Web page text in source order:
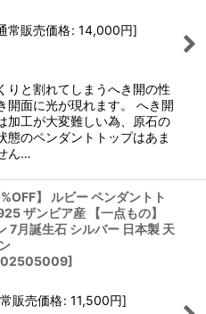
常販売価格: 14,000円]
りと割れてしまうへき開の性
開面に光が現れます。 へき開
加工が大変難しい為、原石の
態のペンダントトップはあま
ん…
】 ルビー ペンダントト
ザンビア産 【一点もの】
7月誕生石 シルバー 日本製 天
]
販売価格: 11,500円]